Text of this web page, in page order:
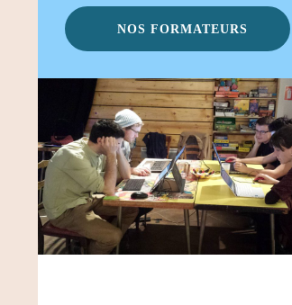
NOS FORMATEURS